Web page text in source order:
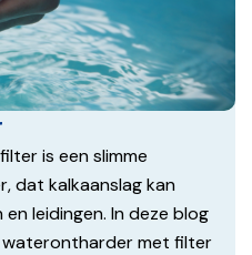
is een slimme
dat kalkaanslag kan
leidingen. In deze blog
waterontharder met filter